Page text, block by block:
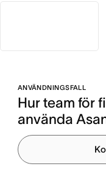
ANVÄNDNINGSFALL
Hur team för
använda